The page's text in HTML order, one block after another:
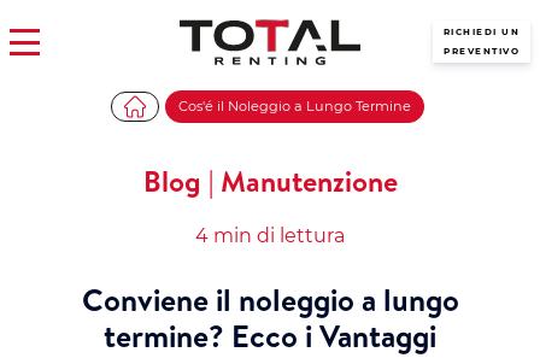
RICHIEDI UN
PREVENTIVO
Cos'é il Noleggio a Lungo Termine
Blog | Manutenzione
4 min di lettura
Conviene il noleggio a lungo
termine? Ecco i Vantaggi